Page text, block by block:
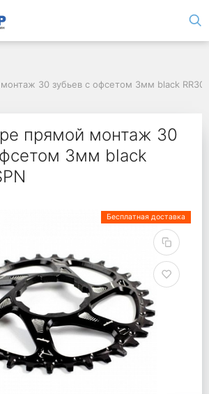
30 зубьев с офсетом 3мм black
прямой монтаж 30
3мм black
Бесплатная доставка